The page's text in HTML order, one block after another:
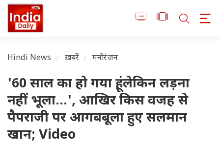
Hindi News ख़बरें मनोरंजन
'60 साल का हो गया हूं, लेकिन लड़ना
नहीं भूला...', आखिर किस वजह से
पैपराजी पर आगबबूला हुए सलमान
खान; Video